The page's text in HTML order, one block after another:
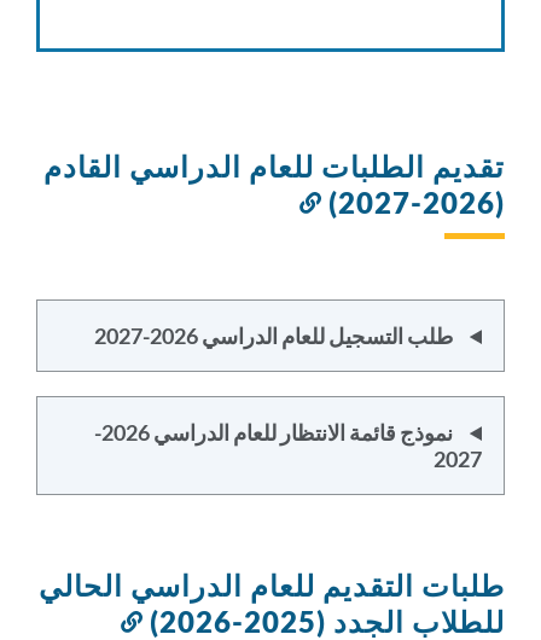
تقديم الطلبات للعام الدراسي القادم
(2026-2027)
طلب التسجيل للعام الدراسي 2026-2027
نموذج قائمة الانتظار للعام الدراسي 2026-
2027
طلبات التقديم للعام الدراسي الحالي
للطلاب الجدد (2025-2026)